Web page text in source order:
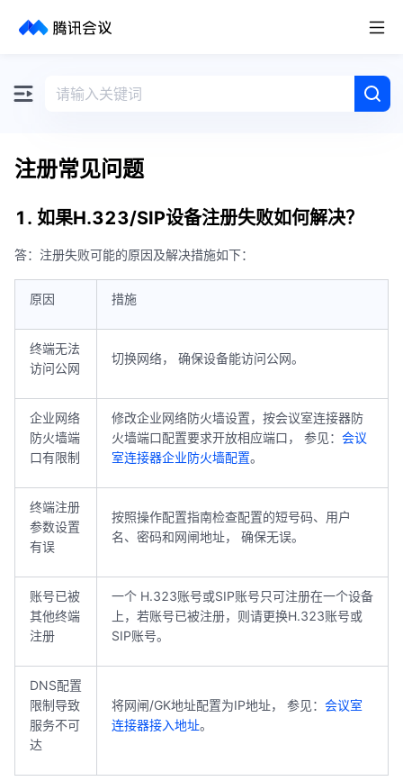
取消
注册常见问题
1. 如果H.323/SIP设备注册失败如何解决？
答：注册失败可能的原因及解决措施如下：
原因 措施
终端无法
访问公网
切换网络， 确保设备能访问公网。
企业网络
防火墙端
口有限制
修改企业网络防火墙设置，按会议室连接器防
火墙端口配置要求开放相应端口， 参见： 会议
室连接器企业防火墙配置。
终端注册
参数设置
有误
按照操作配置指南检查配置的短号码、用户
名、密码和网闸地址， 确保无误。
账号已被
其他终端
注册
一个 H.323账号或SIP账号只可注册在一个设备
上，若账号已被注册，则请更换H.323账号或
SIP账号。
DNS配置
限制导致
服务不可
达
将网闸/GK地址配置为IP地址， 参见： 会议室
连接器接入地址。